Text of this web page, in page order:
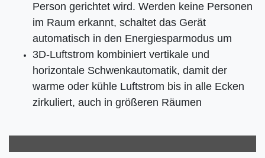
Person gerichtet wird. Werden keine Personen
im Raum erkannt, schaltet das Gerät
automatisch in den Energiesparmodus um
3D-Luftstrom kombiniert vertikale und
horizontale Schwenkautomatik, damit der
warme oder kühle Luftstrom bis in alle Ecken
zirkuliert, auch in größeren Räumen